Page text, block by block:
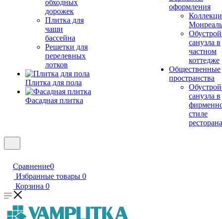
обходных
дорожек
Плитка для
чаши
бассейна
Решетки для
перелевных
лотков
Плитка для пола
Фасадная плитка
оформления
Монреаль
санузла в
частном
коттедже
Общественные
пространства
санузла в
стиле
ресторана
Сравнение0
Избранные товары 0
Корзина 0